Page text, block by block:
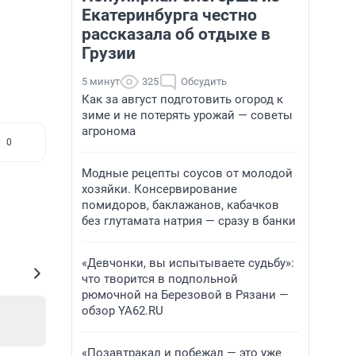
0
Екатеринбурга честно
рассказала об отдыхе в
Грузии
5 минут 325 Обсудить
Как за август подготовить огород к
зиме и не потерять урожай — советы
агронома
Модные рецепты соусов от молодой
хозяйки. Консервирование
помидоров, баклажанов, кабачков
без глутамата натрия — сразу в банки
«Девчонки, вы испытываете судьбу»:
что творится в подпольной
рюмочной на Березовой в Рязани —
обзор YA62.RU
«Позавтракал и побежал — это уже